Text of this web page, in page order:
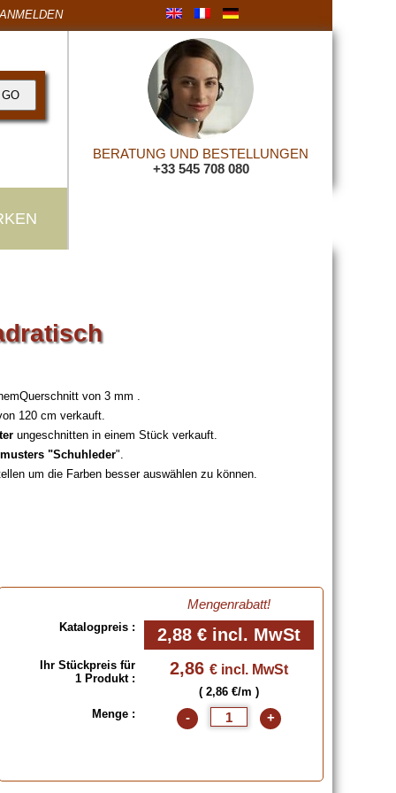
ANMELDEN
BERATUNG UND BESTELLUNGEN
+33 545 708 080
von 3 mm .
120 cm verkauft.
ungeschnitten in einem Stück verkauft.
"Schuhleder".
um die Farben besser auswählen zu können.
Mengenrabatt!
Katalogpreis : 2,88 € incl. MwSt
Ihr Stückpreis für
1 Produkt :
2,86 € incl. MwSt
( 2,86 €/m )
Menge :
- +